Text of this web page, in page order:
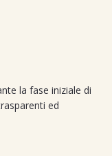
la fase iniziale di
ed